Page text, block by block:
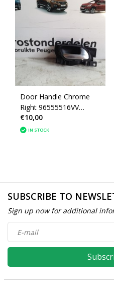
Door Handle Chrome
Right 96555516VV
Peugeot 208
€10,00
IN STOCK
SUBSCRIBE TO
Sign up now for additional